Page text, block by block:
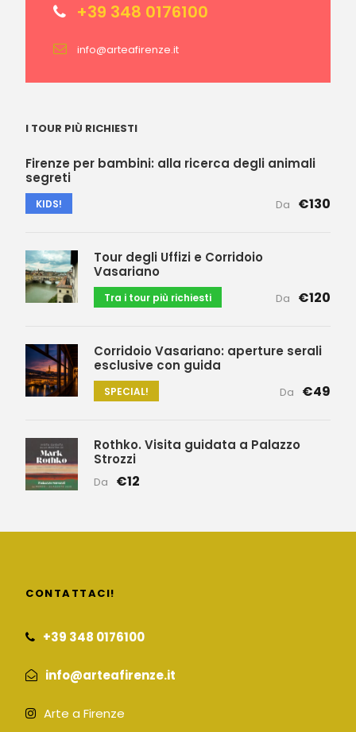
+39 348 0176100
info@arteafirenze.it
I TOUR PIÙ RICHIESTI
Firenze per bambini: alla ricerca degli animali
segreti
KIDS! Da €130
Tour degli Uffizi e Corridoio
Vasariano
Tra i tour più richiesti Da €120
Corridoio Vasariano: aperture serali
esclusive con guida
SPECIAL! Da €49
Rothko. Visita guidata a Palazzo
Strozzi
Da €12
CONTATTACI!
+39 348 0176100
info@arteafirenze.it
Arte a Firenze